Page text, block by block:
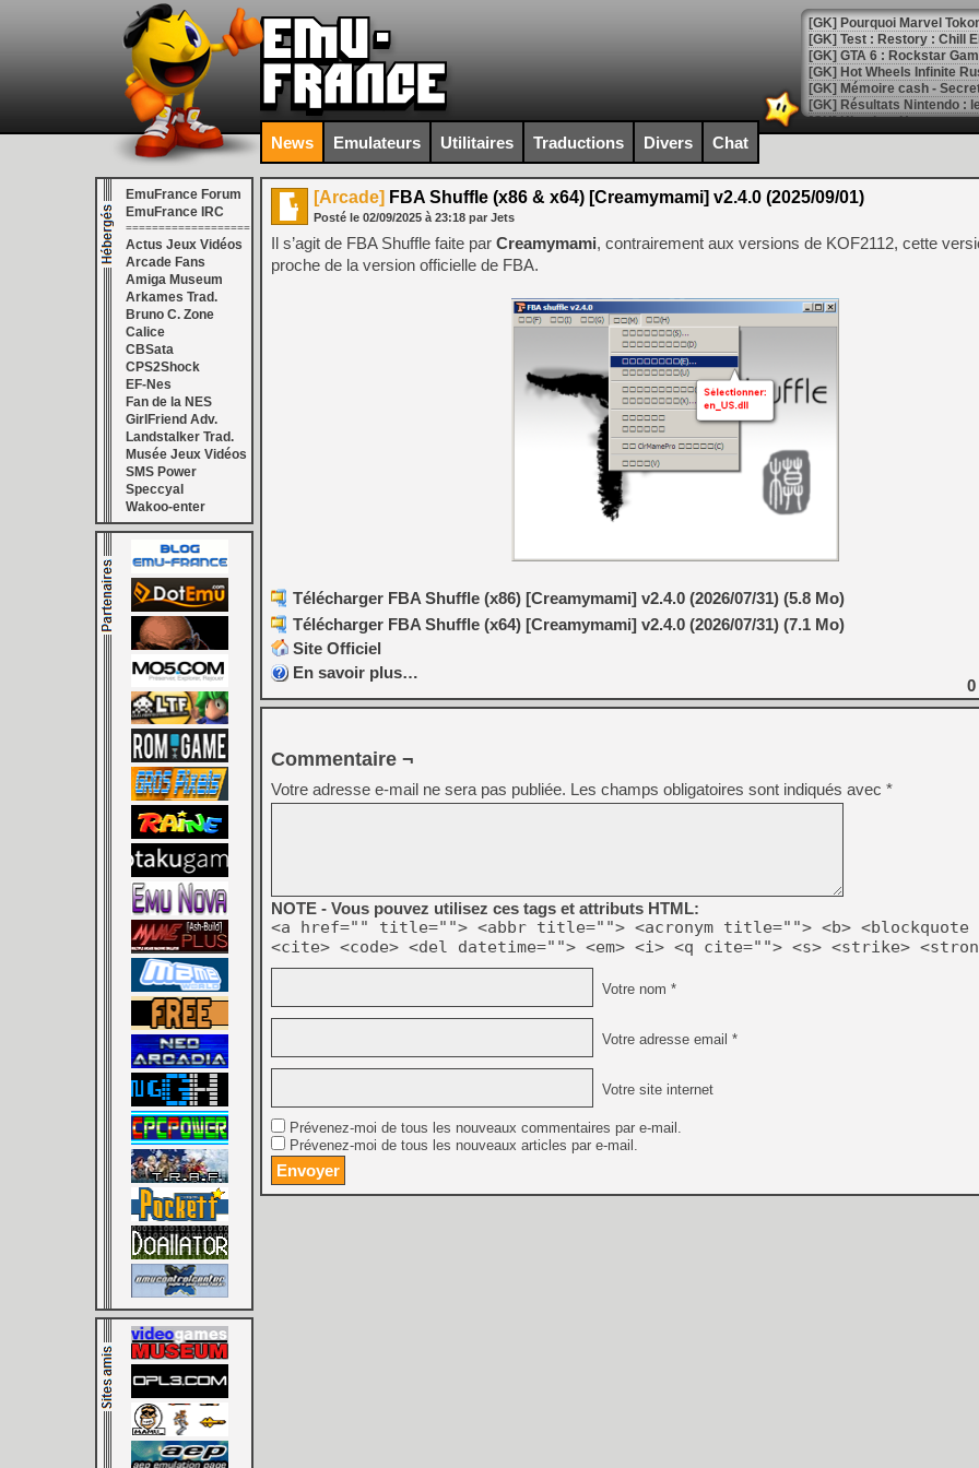
[GK] Pourquoi Marvel
[GK] Test : Restory : Chill
[GK] GTA 6 : Rockstar
[GK] Hot Wheels Infinite
[GK] Mémoire cash -
[GK] Résultats Nintendo :
[GK] Déjà des
[Mo5] Brickboy cherche à
[GK] Minecraft et ses «
[GK] Beast of
[GK] Ubisoft : fin de partie
[GK] Mémoire cash -
[GK] Dan Houser (GTA)
[GK] Comment EA Sports
[GK] Crimson Moon : un
[GK] Isle of Reveries : le
[GK] Moonlighter 2 : The
[GK] Capcom relance
[Mo5] Deux inédits du
[GK] Le beat'em up The
[GK] Endless Legend 2 :
[LS] [PS5] Le WebKit
[GK] Oubliez Crazy Taxi,
[LS] [Switch] NSZ 5.0.0
[GK] No More Room in
[GK] Un chatbot Atelier
[GK] Mémoire cash -
[GK] Nvidia : le prix des
[GK] Suikoden Star Leap
[Mo5] La mini borne
News Emulateurs Utilitaires Traductions Divers Chat
EmuFrance Forum
EmuFrance IRC
===================
Actus Jeux Vidéos
Arcade Fans
Amiga Museum
Arkames Trad.
Bruno C. Zone
Calice
CBSata
CPS2Shock
EF-Nes
Fan de la NES
GirlFriend Adv.
Landstalker Trad.
Musée Jeux Vidéos
SMS Power
Speccyal
Wakoo-enter
[Arcade] FBA Shuffle (x86 & x64) [Creamymami] v2.4.0 (2025/09/01)
Posté le 02/09/2025 à 23:18 par Jets
Il s’agit de FBA Shuffle faite par Creamymami, contrairement aux versions de KOF2112, cette
proche de la version officielle de FBA.
Télécharger FBA Shuffle (x86) [Creamymami] v2.4.0 (2026/07/31) (5.8 Mo)
Télécharger FBA Shuffle (x64) [Creamymami] v2.4.0 (2026/07/31) (7.1 Mo)
Site Officiel
En savoir plus…
0
Commentaire ¬
Votre adresse e-mail ne sera pas publiée. Les champs obligatoires sont indiqués avec *
NOTE - Vous pouvez utilisez ces tags et attributs HTML:
<a href="" title=""> <abbr title=""> <acronym title=""> <b> <blockquote
<cite> <code> <del datetime=""> <em> <i> <q cite=""> <s> <strike>
Votre nom *
Votre adresse email *
Votre site internet
Prévenez-moi de tous les nouveaux commentaires par e-mail.
Prévenez-moi de tous les nouveaux articles par e-mail.